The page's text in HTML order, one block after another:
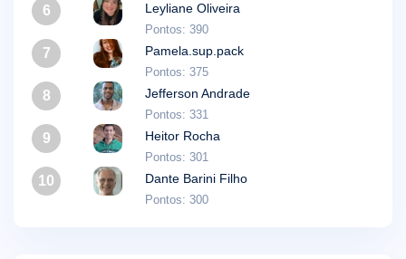
6 Leyliane Oliveira
Pontos: 390
7 Pamela.sup.pack
Pontos: 375
8 Jefferson Andrade
Pontos: 331
9 Heitor Rocha
Pontos: 301
10 Dante Barini Filho
Pontos: 300